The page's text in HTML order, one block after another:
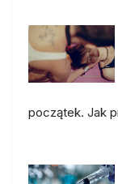
początek. Jak